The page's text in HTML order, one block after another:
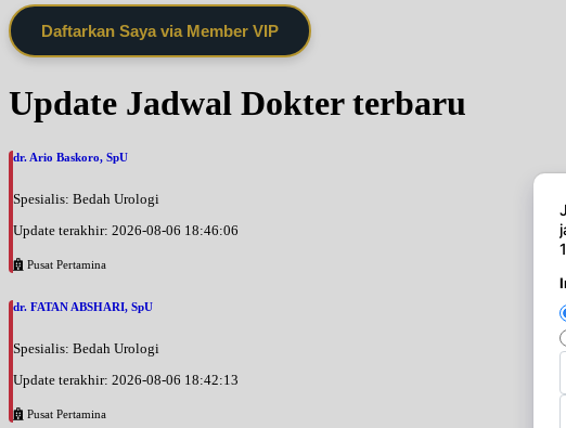
Daftarkan Saya via Member VIP
Update Jadwal Dokter terbaru
dr. Ario Baskoro, SpU
Spesialis: Bedah Urologi
Update terakhir: 2026-08-06 18:46:06
Pusat Pertamina
dr. FATAN ABSHARI, SpU
Spesialis: Bedah Urologi
Update terakhir: 2026-08-06 18:42:13
Pusat Pertamina